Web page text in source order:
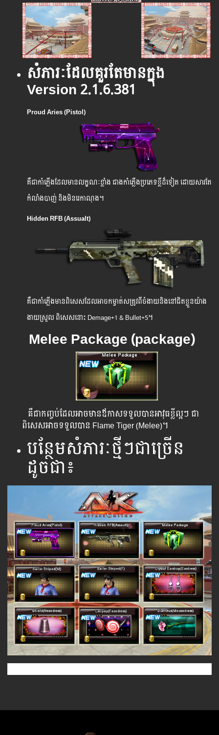
សំភារៈ​ដែល​គួរ​តែ​មាន​ក្នុង
Version 2.1.6.381
Proud Aries (Pistol)
គឺ​ជា​កាំភ្លើងដែល​មាន​លក្ខណៈ​ខ្លាំង ជាងកាំភ្លើងប្រភេទខ្លីដ៏ទៀត ដោយសារតែ
កំលាំងបាញ់ និងមិនរេកាណុង។
Hidden RFB (Assualt)
គឺជាកាំភ្លើងមានពិសេសដែលអាចកម្ចាត់សត្រូវពីចំងាយនិងនៅជិតខ្លួនយ៉ាង
ងាយស្រួល ពិសេស​នោះ​ Demage+1 & Bullet+5។
Melee​​ Package (package)
គឺជាកញ្ចប់ដែលអាចមានឪកាសទទួលបានអាវុធខ្លីល្អៗ ជា
ពិសេសអាចទទួលបាន Flame Tiger (Melee)។
បន្ថែមសំភារៈថ្មីៗជាច្រើន
ដូចជា៖